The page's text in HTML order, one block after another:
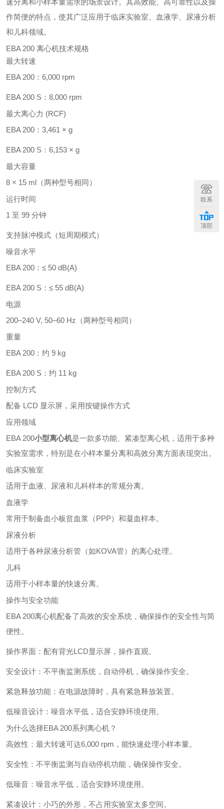
速分离和小样本量需求的场景设计。其高效能、高可靠性以及操
作简便的特点，使其广泛应用于临床实验室、血液学、尿液分析
和儿科领域。
EBA 200 离心机技术规格
最大转速
EBA 200：6,000 rpm
EBA 200 S：8,000 rpm
最大离心力 (RCF)
EBA 200：3,461 × g
EBA 200 S：6,153 × g
最大容量
8 × 15 ml（两种型号相同）
运行时间
1 至 99 分钟
支持脉冲模式（短周期模式）
噪音水平
EBA 200：≤ 50 dB(A)
EBA 200 S：≤ 55 dB(A)
电源
200–240 V, 50–60 Hz（两种型号相同）
重量
EBA 200：约 9 kg
EBA 200 S：约 11 kg
控制方式
配备 LCD 显示屏，采用按键操作方式
应用领域
EBA 200小型离心机是一款多功能、紧凑型离心机，适用于多种
实验室需求，特别是在小样本量分离和高效分离方面表现突出。
临床实验室
适用于血液、尿液和儿科样本的常规分离。
血液学
常用于制备血小板贫血浆（PPP）和凝血样本。
尿液分析
适用于各种尿液分析管（如KOVA管）的离心处理。
儿科
适用于小样本量的快速分离。
操作与安全功能
EBA 200离心机配备了高效的安全系统，确保操作的安全性与简
便性。
操作界面：配有背光LCD显示屏，操作直观。
安全设计：不平衡监测系统，自动停机，确保操作安全。
紧急释放功能：在电源故障时，具有紧急释放装置。
低噪音设计：噪音水平低，适合安静环境使用。
为什么选择EBA 200系列离心机？
高效性：最大转速可达6,000 rpm，能快速处理小样本量。
安全性：不平衡监测与自动停机功能，确保操作安全。
低噪音：噪音水平低，适合安静环境使用。
紧凑设计：小巧的外形，不占用实验室太多空间。
联系
顶部